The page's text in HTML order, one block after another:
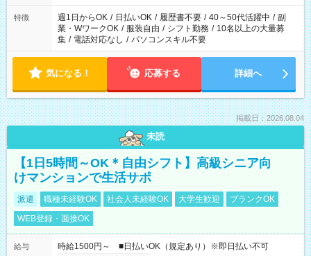
特徴 週1日からOK / 日払いOK / 履歴書不要 / 40～50代活躍中 / 副
業・WワークOK / 服装自由 / シフト勤務 / 10名以上の大量募
集 / 電話対応なし / パソコンスキル不要
気になる！ 応募する 詳細へ
掲載日：2026.08.04
未読
【1日5時間～OK＊自由シフト】高級シニア向
けマンションで生活サポ
派遣 職種未経験OK 社会人未経験OK 大学生歓迎
ブランクOK
WEB登録・面接OK
給与
時給1500円～ ■日払いOK（規定あり）※即日払い不可